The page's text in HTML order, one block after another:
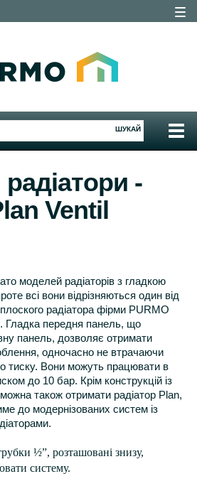
ШУКАЙ
-
Ventil
моделей радіаторів з гладкою
всі вони відрізняються один від
радіатора фірми PURMO
Гладка передня панель, що
панель, дозволяє отримати
одночасно не втрачаючи
тиску. Вони можуть працювати в
до 10 бар. Крім конструкцій із
також отримати радіатор Plan,
до модернізованих систем із
½”, розташовані знизу,
систему.